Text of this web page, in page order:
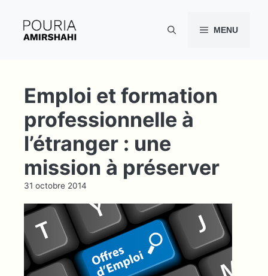
contenu
MENU
Emploi et formation
professionnelle à
l’étranger : une
mission à préserver
31 octobre 2014